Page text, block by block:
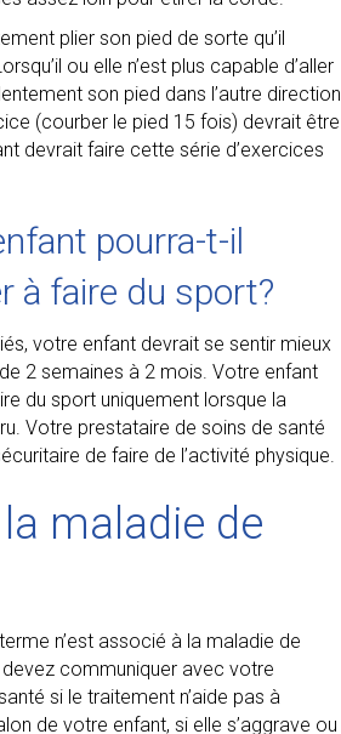
plier son pied de sorte qu’il
ou elle n’est plus capable d’aller
son pied dans l’autre direction
(courber le pied 15 fois) devrait être
devrait faire cette série d’exercices
pourra-t-il
à faire du sport?
votre enfant devrait se sentir mieux
2 semaines à 2 mois. Votre enfant
du sport uniquement lorsque la
Votre prestataire de soins de santé
de faire de l’activité physique.
maladie de
n’est associé à la maladie de
communiquer avec votre
si le traitement n’aide pas à
de votre enfant, si elle s’aggrave ou